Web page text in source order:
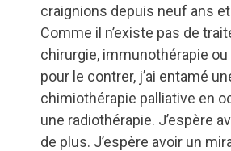
craignions depuis neuf ans
Comme il n’existe pas de
chirurgie, immunothérapie
pour le contrer, j’ai entamé
chimiothérapie palliative en
une radiothérapie. J’espère
de plus. J’espère avoir un